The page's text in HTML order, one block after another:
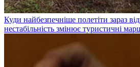
Куди найбезпечніше полетіти зараз
нестабільність змінює туристичні